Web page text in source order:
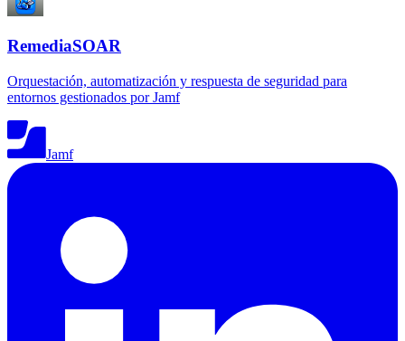
RemediaSOAR
Orquestación, automatización y respuesta de seguridad para
entornos gestionados por Jamf
Jamf